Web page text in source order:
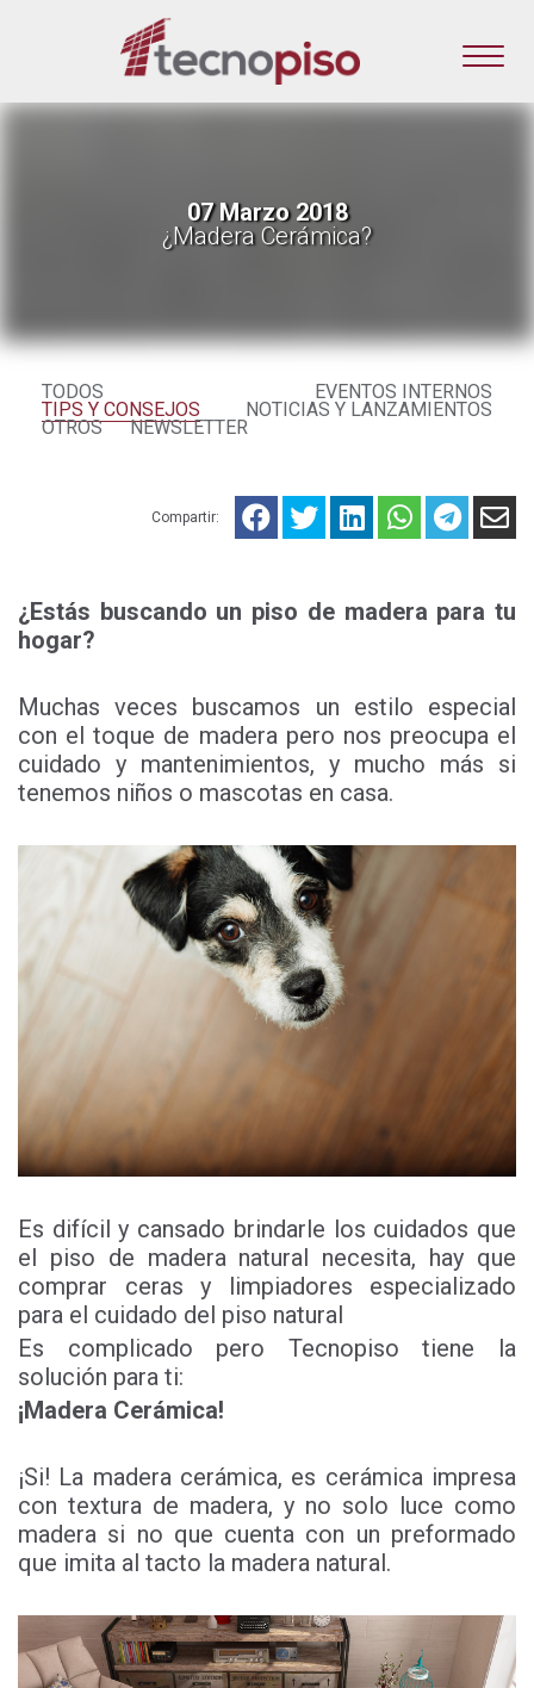
07 Marzo 2018
¿Madera Cerámica?
TODOS EVENTOS INTERNOS
TIPS Y CONSEJOS NOTICIAS Y LANZAMIENTOS
OTROS NEWSLETTER
Compartir:
¿Estás buscando un piso de madera para tu
hogar?
Muchas veces buscamos un estilo especial
con el toque de madera pero nos preocupa el
cuidado y mantenimientos, y mucho más si
tenemos niños o mascotas en casa.
Es difícil y cansado brindarle los cuidados que
el piso de madera natural necesita, hay que
comprar ceras y limpiadores especializado
para el cuidado del piso natural
Es complicado pero Tecnopiso tiene la
solución para ti:
¡Madera Cerámica!
¡Si! La madera cerámica, es cerámica impresa
con textura de madera, y no solo luce como
madera si no que cuenta con un preformado
que imita al tacto la madera natural.